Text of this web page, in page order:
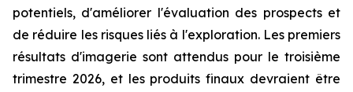
potentiels, d'améliorer l'évaluation des prospects et
de réduire les risques liés à l'exploration. Les premiers
résultats d'imagerie sont attendus pour le troisième
trimestre 2026, et les produits finaux devraient être